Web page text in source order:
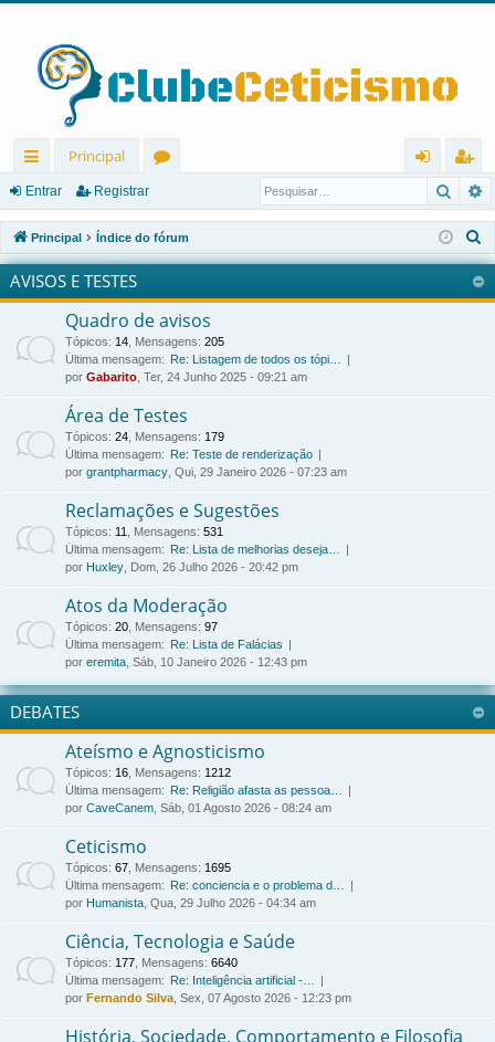
in
ks
rá
pi
os
Principal
u
ns
ra
r
eg
ist
ra
Entrar Registrar
Principal Índice do fórum
e
s
AVISOS E TESTES
Quadro de avisos
Tópicos: 14, Mensagens: 205
Última mensagem:
Re: Listagem de todos os tópi…
por Gabarito, Ter, 24 Junho 2025 - 09:21 am
Área de Testes
Tópicos: 24, Mensagens: 179
Última mensagem:
Re: Teste de renderização
por grantpharmacy, Qui, 29 Janeiro 2026 - 07:23 am
Reclamações e Sugestões
Tópicos: 11, Mensagens: 531
Última mensagem:
Re: Lista de melhorias deseja…
por Huxley, Dom, 26 Julho 2026 - 20:42 pm
Atos da Moderação
Tópicos: 20, Mensagens: 97
Última mensagem:
Re: Lista de Falácias
por eremita, Sáb, 10 Janeiro 2026 - 12:43 pm
DEBATES
Ateísmo e Agnosticismo
Tópicos: 16, Mensagens: 1212
Última mensagem:
Re: Religião afasta as pessoa…
por CaveCanem, Sáb, 01 Agosto 2026 - 08:24 am
Ceticismo
Tópicos: 67, Mensagens: 1695
Última mensagem:
Re: conciencia e o problema d…
por Humanista, Qua, 29 Julho 2026 - 04:34 am
Ciência, Tecnologia e Saúde
Tópicos: 177, Mensagens: 6640
Última mensagem:
Re: Inteligência artificial -…
por Fernando Silva, Sex, 07 Agosto 2026 - 12:23 pm
História, Sociedade, Comportamento e Filosofia